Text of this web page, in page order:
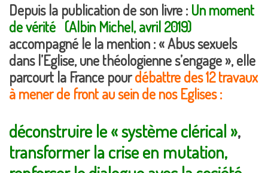
Depuis la publication de son livre : Un moment
de vérité (Albin Michel, avril 2019)
accompagné le la mention : « Abus sexuels
dans l’Eglise, une théologienne s’engage », elle
parcourt la France pourdébattre des 12 travaux
à mener de front au sein de nos Eglises :
déconstruire le « système clérical »,
transformer la crise en mutation,